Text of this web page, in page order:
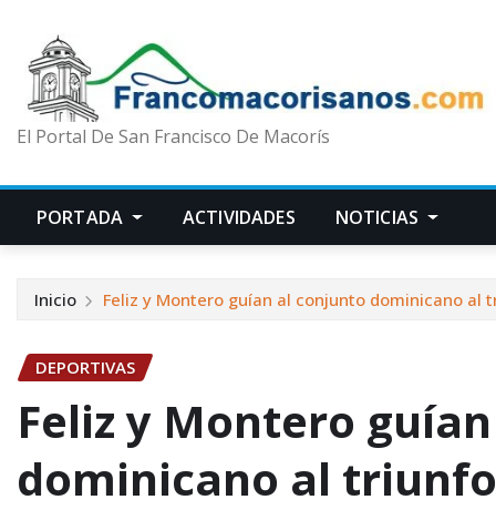
El Portal De San Francisco De Macorís
PORTADA ACTIVIDADES NOTICIAS
Inicio Feliz y Montero guían al conjunto dominicano al
DEPORTIVAS
Feliz y Montero
dominicano al